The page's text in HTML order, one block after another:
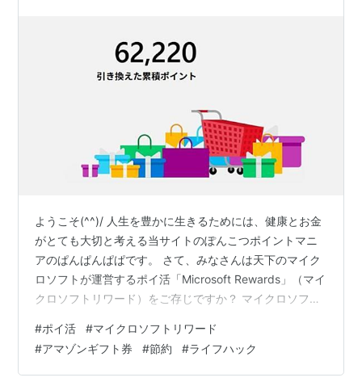
ようこそ(^^)/ 人生を豊かに生きるためには、健康とお金
がとても大切と考える当サイトのぽんこつポイントマニ
アのぱんぱんぱぱです。 さて、みなさんは天下のマイク
ロソフトが運営するポイ活「Microsoft Rewards」（マイ
クロソフトリワード）をご存じですか？ マイクロソフト
で、ポイントがザクザク貯まるという信じられないポイ
活です。 もちろん完全無料です。 しつこいポップアップ
CMは一切ありません。 マイクロソフトリワードは、当
#ポイ活 #マイクロソフトリワード
#アマゾンギフト券 #節約 #ライフハック